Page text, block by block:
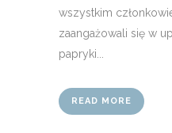
wszystkim członkowie
zaangażowali się w
papryki...
READ MORE